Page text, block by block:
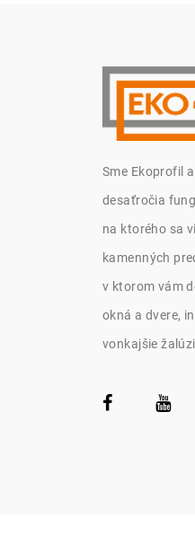
Sme Ekoprofil
desaťročia
na ktorého sa
kamenných
v ktorom vám
okná a dvere,
vonkajšie